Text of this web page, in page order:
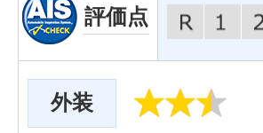
評価点
外装